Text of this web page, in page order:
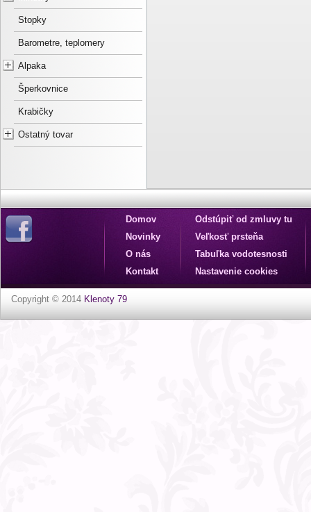
Stopky
Barometre, teplomery
Alpaka
Šperkovnice
Krabičky
Ostatný tovar
Domov
Novinky
O nás
Kontakt
Odstúpiť od zmluvy tu
Veľkosť prsteňa
Tabuľka vodotesnosti
Nastavenie cookies
Copyright © 2014 Klenoty 79